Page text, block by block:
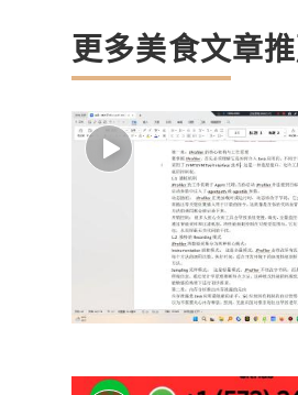
更多美食文章